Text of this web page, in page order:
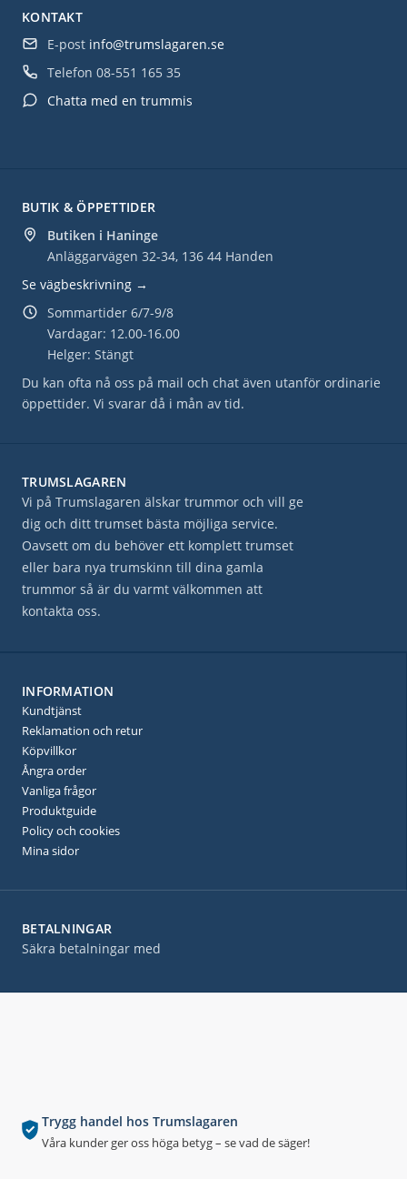
Trygg handel hos Trumslagaren
Våra kunder ger oss höga betyg – se vad de säger!
BUTIK & ÖPPETTIDER
Butiken i Haninge
Anläggarvägen 32-34, 136 44 Handen
Se vägbeskrivning →
Sommartider 6/7-9/8
Vardagar: 12.00-16.00
Helger: Stängt
Du kan ofta nå oss på mail och chat även utanför ordinarie
öppettider. Vi svarar då i mån av tid.
BETALNINGAR
Säkra betalningar med
KONTAKT
E-post info@trumslagaren.se
Telefon 08-551 165 35
Chatta med en trummis
TRUMSLAGAREN
Vi på Trumslagaren älskar trummor och vill ge
dig och ditt trumset bästa möjliga service.
Oavsett om du behöver ett komplett trumset
eller bara nya trumskinn till dina gamla
trummor så är du varmt välkommen att
kontakta oss.
INFORMATION
Kundtjänst
Reklamation och retur
Köpvillkor
Ångra order
Vanliga frågor
Produktguide
Policy och cookies
Mina sidor